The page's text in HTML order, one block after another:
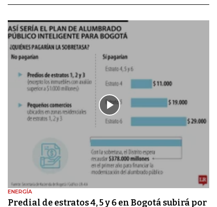
ENERGÍA
Predial de estratos 4, 5 y 6 en Bogotá subirá por